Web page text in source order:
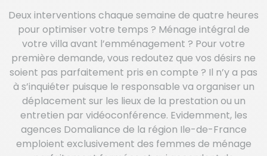
Deux interventions chaque semaine de quatre heures
pour optimiser votre temps ? Ménage intégral de
votre villa avant l’emménagement ? Pour votre
première demande, vous redoutez que vos désirs ne
soient pas parfaitement pris en compte ? Il n’y a pas
à s’inquiéter puisque le responsable va organiser un
déplacement sur les lieux de la prestation ou un
entretien par vidéoconférence. Evidemment, les
agences Domaliance de la région Ile-de-France
emploient exclusivement des femmes de ménage